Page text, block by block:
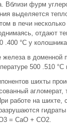
Вблизи фурм
выделяется
в печи
отдают
.400 °С у
железа в доменной
500 .510
шихты
агломерат,
работе на
= СаО + СО2.